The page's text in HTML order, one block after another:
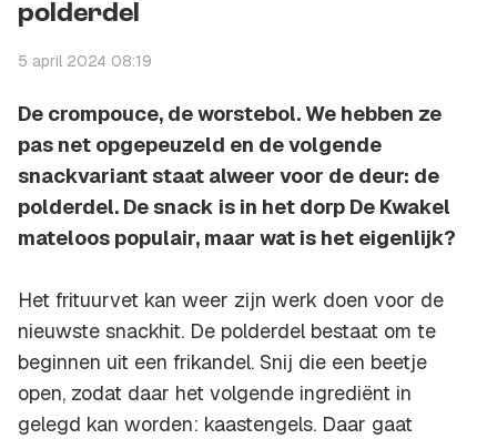
polderdel
5 april 2024 08:19
De crompouce, de worstebol. We hebben ze
pas net opgepeuzeld en de volgende
snackvariant staat alweer voor de deur: de
polderdel. De snack is in het dorp De Kwakel
mateloos populair, maar wat is het eigenlijk?
Het frituurvet kan weer zijn werk doen voor de
nieuwste snackhit. De polderdel bestaat om te
beginnen uit een frikandel. Snij die een beetje
open, zodat daar het volgende ingrediënt in
gelegd kan worden: kaastengels. Daar gaat